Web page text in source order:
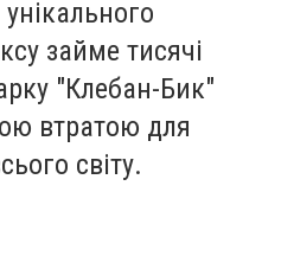
займе тисячі
"Клебан-Бик"
втратою для
світу.